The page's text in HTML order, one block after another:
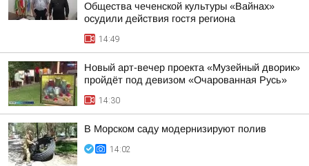
Общества чеченской культуры «Вайнах»
осудили действия гостя региона
14:49
Новый арт-вечер проекта «Музейный дворик»
пройдёт под девизом «Очарованная Русь»
14:30
В Морском саду модернизируют полив
14:02